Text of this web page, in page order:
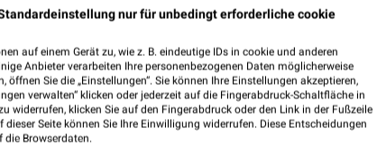
nur für unbedingt erforderliche cookie
auf einem Gerät zu, wie z. B. eindeutige IDs in cookie und anderen
Anbieter verarbeiten Ihre personenbezogenen Daten möglicherweise
Sie die „Einstellungen“. Sie können Ihre Einstellungen akzeptieren,
verwalten“ klicken oder jederzeit auf die Fingerabdruck-Schaltfläche in
widerrufen, klicken Sie auf den Fingerabdruck oder den Link in der Fußzeile
Seite können Sie Ihre Einwilligung widerrufen. Diese Entscheidungen
Browserdaten.